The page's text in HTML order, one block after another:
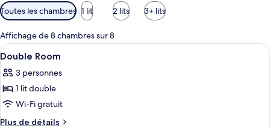
Filtres
disponibles
pour
les
chambres
Toutes les chambres 1 lit 2 lits 3+ lits
Affichage de 8 chambres sur 8
Afficher
toutes
les
photos
pour
ce
Un lit double avec une literie
4
Double Room
3 personnes
1 lit double
Wi-Fi gratuit
Plus de détails
Plus